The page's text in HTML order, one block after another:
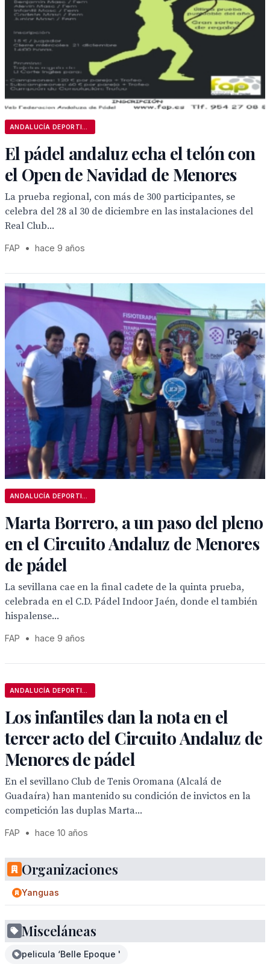
El pádel andaluz echa el telón con
el Open de Navidad de Menores
La prueba regional, con más de 300 participantes, se
celebra del 28 al 30 de diciembre en las instalaciones del
Real Club...
FAP • hace 9 años
Marta Borrero, a un paso del pleno
en el Circuito Andaluz de Menores
de pádel
La sevillana cae en la final cadete de la quinta prueba,
celebrada en el C.D. Pádel Indoor Jaén, donde el también
hispalense...
FAP • hace 9 años
Los infantiles dan la nota en el
tercer acto del Circuito Andaluz de
Menores de pádel
En el sevillano Club de Tenis Oromana (Alcalá de
Guadaíra) han mantenido su condición de invictos en la
competición las duplas Marta...
FAP • hace 10 años
Organizaciones
Yanguas
Misceláneas
pelicula ‘Belle Epoque '